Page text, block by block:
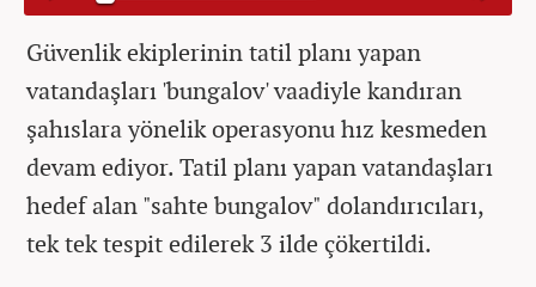
Güvenlik ekiplerinin tatil planı yapan
vatandaşları 'bungalov' vaadiyle kandıran
şahıslara yönelik operasyonu hız kesmeden
devam ediyor. Tatil planı yapan vatandaşları
hedef alan "sahte bungalov" dolandırıcıları,
tek tek tespit edilerek 3 ilde çökertildi.